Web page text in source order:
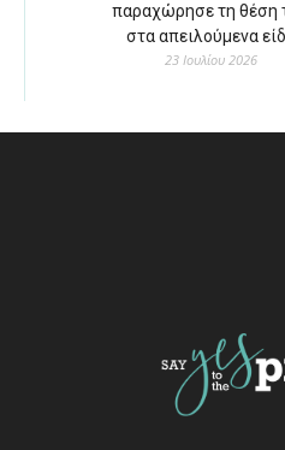
παραχώρησε τη θέση
στα απειλούμενα
23 Ιουλίου 2026